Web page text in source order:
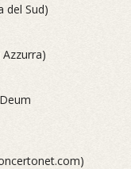
del Sud)